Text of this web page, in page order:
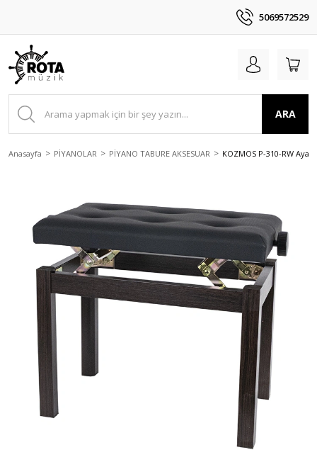
5069572529
ARA
Anasayfa PİYANOLAR PİYANO TABURE AKSESUAR KOZMOS P-310-RW